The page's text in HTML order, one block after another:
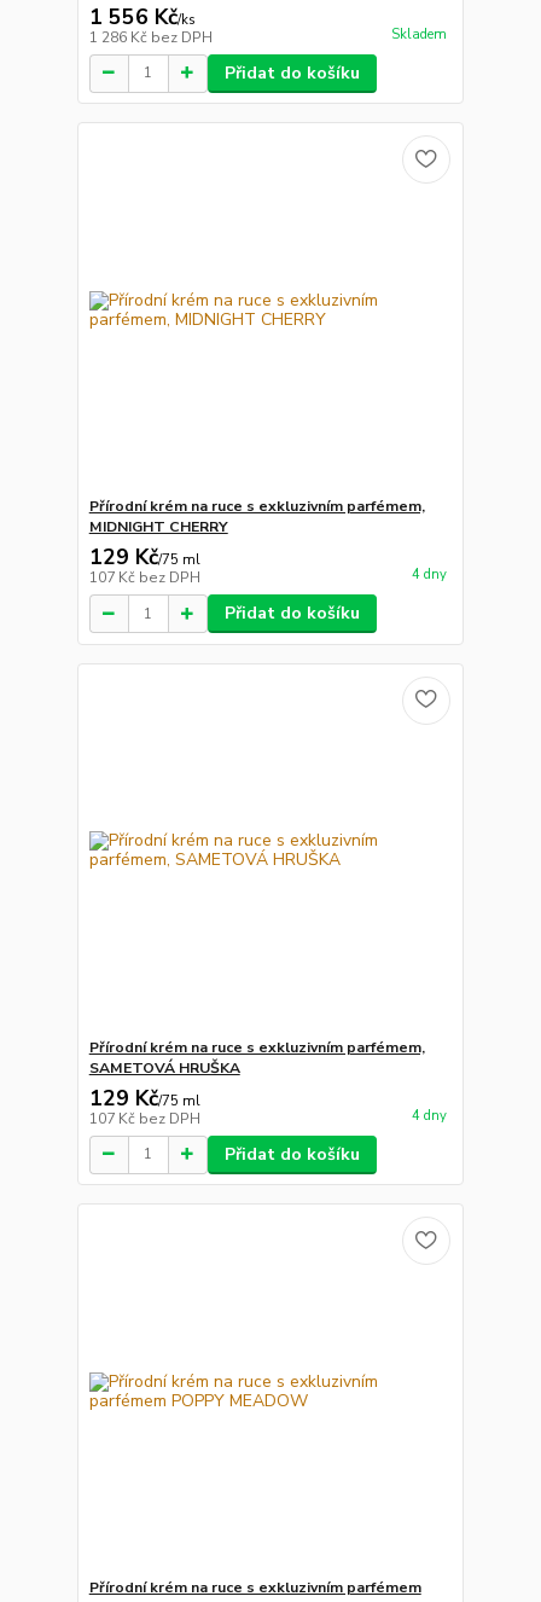
1 556 Kč/ks
1 286 Kč bez DPH Skladem
Přidat do košíku
Přírodní krém na ruce s exkluzivním parfémem,
MIDNIGHT CHERRY
129 Kč/75 ml
107 Kč bez DPH 4 dny
Přidat do košíku
Přírodní krém na ruce s exkluzivním parfémem,
SAMETOVÁ HRUŠKA
129 Kč/75 ml
107 Kč bez DPH 4 dny
Přidat do košíku
Přírodní krém na ruce s exkluzivním parfémem